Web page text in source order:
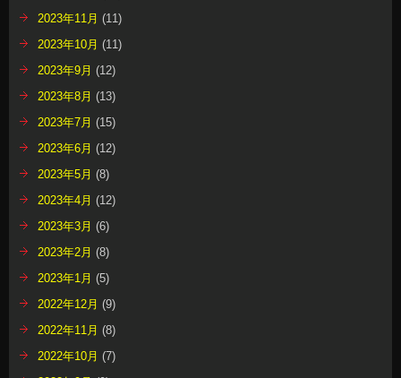
2023年11月 (11)
2023年10月 (11)
2023年9月 (12)
2023年8月 (13)
2023年7月 (15)
2023年6月 (12)
2023年5月 (8)
2023年4月 (12)
2023年3月 (6)
2023年2月 (8)
2023年1月 (5)
2022年12月 (9)
2022年11月 (8)
2022年10月 (7)